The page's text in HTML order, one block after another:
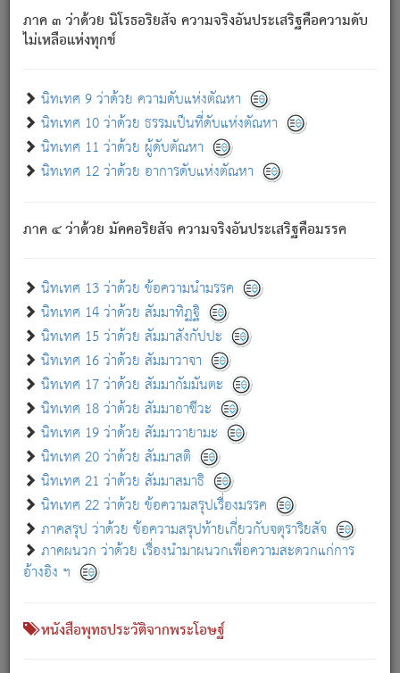
ภาค ๓ ว่าด้วย นิโรธอริยสัจ ความจริงอันประเสริฐคือความดับ
ไม่เหลือแห่งทุกข์
นิทเทศ 9 ว่าด้วย ความดับแห่งตัณหา
นิทเทศ 10 ว่าด้วย ธรรมเป็นที่ดับแห่งตัณหา
นิทเทศ 11 ว่าด้วย ผู้ดับตัณหา
นิทเทศ 12 ว่าด้วย อาการดับแห่งตัณหา
ภาค ๔ ว่าด้วย มัคคอริยสัจ ความจริงอันประเสริฐคือมรรค
นิทเทศ 13 ว่าด้วย ข้อความนำมรรค
นิทเทศ 14 ว่าด้วย สัมมาทิฏฐิ
นิทเทศ 15 ว่าด้วย สัมมาสังกัปปะ
นิทเทศ 16 ว่าด้วย สัมมาวาจา
นิทเทศ 17 ว่าด้วย สัมมากัมมันตะ
นิทเทศ 18 ว่าด้วย สัมมาอาชีวะ
นิทเทศ 19 ว่าด้วย สัมมาวายามะ
นิทเทศ 20 ว่าด้วย สัมมาสติ
นิทเทศ 21 ว่าด้วย สัมมาสมาธิ
นิทเทศ 22 ว่าด้วย ข้อความสรุปเรื่องมรรค
ภาคสรุป ว่าด้วย ข้อความสรุปท้ายเกี่ยวกับจตุราริยสัจ
ภาคผนวก ว่าด้วย เรื่องนำมาผนวกเพื่อความสะดวกแก่การ
อ้างอิง ฯ
หนังสือพุทธประวัติจากพระโอษฐ์
ภิกษุนั้น เป็นผู้ครอบงำมารได้แล้ว ชนะสงครามแล้ว ก้าวล่วง
ภพทั้งหลายทั้งปวงได้แล้ว เป็นผู้คงที่ (คือไม่เปลี่ยนแปลงอีกต่อ
- อุ.ขุ. ๒๕/๑๒๑/๘๔.
(ข้อความนี้ เป็นพระพุทธอุทานที่ทรงเปล่งออก ที่โคนต้นโพธิ์
เป็นที่ตรัสรู้ เมื่อตรัสรู้แล้วได้ 7 วัน)
เกี่ยวกับธรรมโฆษณ์ออนไลน์ (Disclaimer)
แม้ระบบ "ธรรมโฆษณ์ออนไลน์" พยายามปรับปรุงข้อมูลให้ถูกต้องมากที่สุด
ผู้ศึกษาก็พึงตรวจสอบกับตัวเล่มหนังสือต้นฉบับ ที่มีการพิมพ์ครั้งล่าสุด
ก่อนนำข้อมูลไปใช้ในการอ้างอิง"
เกี่ยวกับอัตถจารี|เกี่ยวกับการพัฒนา|แจ้งข้อผิดพลาด / แนะนำ
หนังสือที่เกี่ยวข้อง